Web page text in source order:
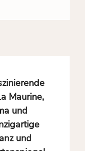
Maurine,
und
und